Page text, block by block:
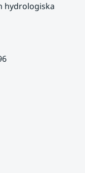
hydrologiska